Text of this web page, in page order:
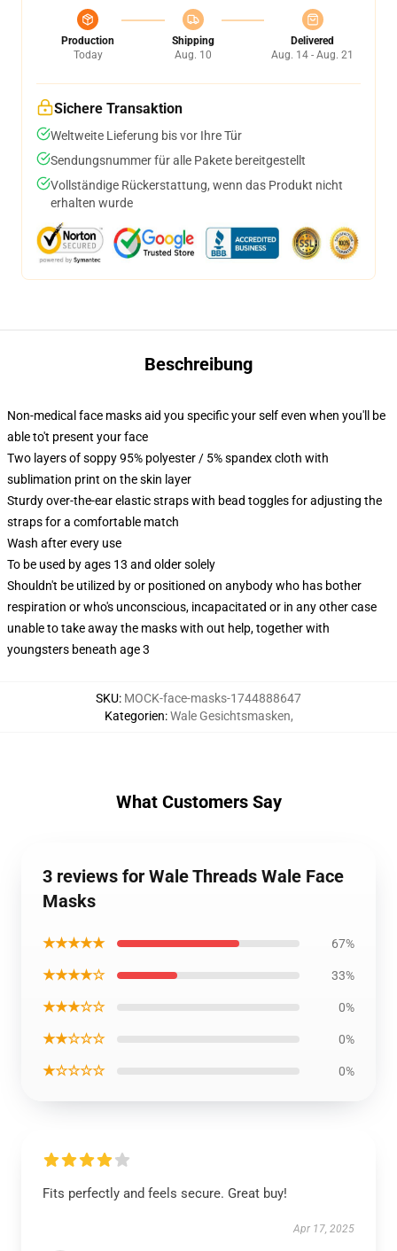
Production
Today
Shipping
Aug. 10
Delivered
Aug. 14 - Aug. 21
Sichere Transaktion
Weltweite Lieferung bis vor Ihre Tür
Sendungsnummer für alle Pakete bereitgestellt
Vollständige Rückerstattung, wenn das Produkt nicht
erhalten wurde
Beschreibung
Non-medical face masks aid you specific your self even when you'll be
able to't present your face
Two layers of soppy 95% polyester / 5% spandex cloth with
sublimation print on the skin layer
Sturdy over-the-ear elastic straps with bead toggles for adjusting the
straps for a comfortable match
Wash after every use
To be used by ages 13 and older solely
Shouldn't be utilized by or positioned on anybody who has bother
respiration or who's unconscious, incapacitated or in any other case
unable to take away the masks with out help, together with
youngsters beneath age 3
SKU: MOCK-face-masks-1744888647
Kategorien:Wale Gesichtsmasken,
What Customers Say
3 reviews for Wale Threads Wale Face
Masks
★★★★★ 67%
★★★★☆ 33%
★★★☆☆ 0%
★★☆☆☆ 0%
★☆☆☆☆ 0%
Fits perfectly and feels secure. Great buy!
Apr 17, 2025